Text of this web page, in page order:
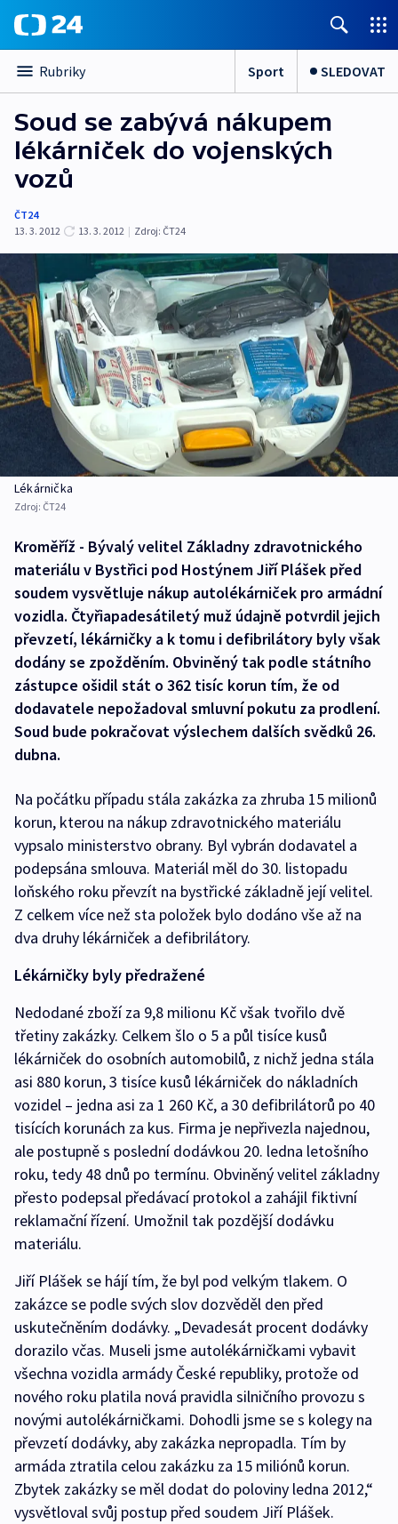
Rubriky Sport SLEDOVAT
Soud se zabývá nákupem
lékárniček do vojenských
vozů
ČT24
13. 3. 2012
13. 3. 2012 | Zdroj: ČT24
Lékárnička
Zdroj: ČT24
Kroměříž - Bývalý velitel Základny zdravotnického
materiálu v Bystřici pod Hostýnem Jiří Plášek před
soudem vysvětluje nákup autolékárniček pro armádní
vozidla. Čtyřiapadesátiletý muž údajně potvrdil jejich
převzetí, lékárničky a k tomu i defibrilátory byly však
dodány se zpožděním. Obviněný tak podle státního
zástupce ošidil stát o 362 tisíc korun tím, že od
dodavatele nepožadoval smluvní pokutu za prodlení.
Soud bude pokračovat výslechem dalších svědků 26.
dubna.
Na počátku případu stála zakázka za zhruba 15 milionů
korun, kterou na nákup zdravotnického materiálu
vypsalo ministerstvo obrany. Byl vybrán dodavatel a
podepsána smlouva. Materiál měl do 30. listopadu
loňského roku převzít na bystřické základně její velitel.
Z celkem více než sta položek bylo dodáno vše až na
dva druhy lékárniček a defibrilátory.
Lékárničky byly předražené
Nedodané zboží za 9,8 milionu Kč však tvořilo dvě
třetiny zakázky. Celkem šlo o 5 a půl tisíce kusů
lékárniček do osobních automobilů, z nichž jedna stála
asi 880 korun, 3 tisíce kusů lékárniček do nákladních
vozidel – jedna asi za 1 260 Kč, a 30 defibrilátorů po 40
tisících korunách za kus. Firma je nepřivezla najednou,
ale postupně s poslední dodávkou 20. ledna letošního
roku, tedy 48 dnů po termínu. Obviněný velitel základny
přesto podepsal předávací protokol a zahájil fiktivní
reklamační řízení. Umožnil tak pozdější dodávku
materiálu.
Jiří Plášek se hájí tím, že byl pod velkým tlakem. O
zakázce se podle svých slov dozvěděl den před
uskutečněním dodávky. „Devadesát procent dodávky
dorazilo včas. Museli jsme autolékárničkami vybavit
všechna vozidla armády České republiky, protože od
nového roku platila nová pravidla silničního provozu s
novými autolékárničkami. Dohodli jsme se s kolegy na
převzetí dodávky, aby zakázka nepropadla. Tím by
armáda ztratila celou zakázku za 15 miliónů korun.
Zbytek zakázky se měl dodat do poloviny ledna 2012,“
vysvětloval svůj postup před soudem Jiří Plášek.